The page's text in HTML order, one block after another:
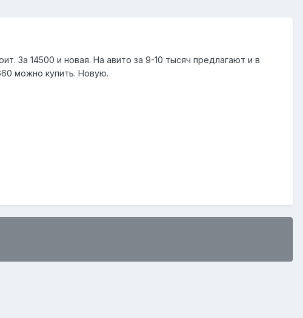
За 14500 и новая. На авито за 9-10 тысяч предлагают и в
можно купить. Новую.